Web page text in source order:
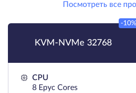
Посмотреть все
KVM-NVMe 32768
-10%
CPU
8 Epyc Cores